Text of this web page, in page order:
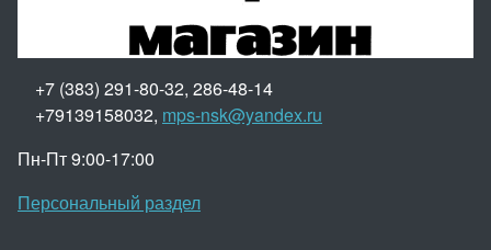
+7 (383) 291-80-32, 286-48-14
+79139158032, mps-nsk@yandex.ru
Пн-Пт 9:00-17:00
Персональный раздел